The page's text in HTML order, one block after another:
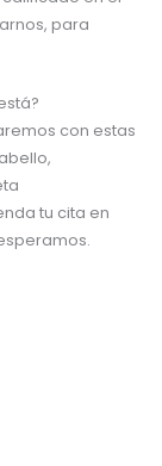
para
con estas
tu cita en